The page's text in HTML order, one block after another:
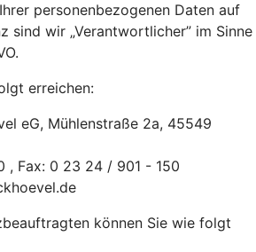
personenbezogenen Daten auf
sind wir „Verantwortlicher” im Sinne
erreichen:
eG, Mühlenstraße 2a, 45549
, Fax: 0 23 24 / 901 - 150
können Sie wie folgt